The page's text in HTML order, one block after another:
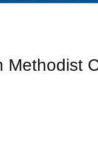
Methodist